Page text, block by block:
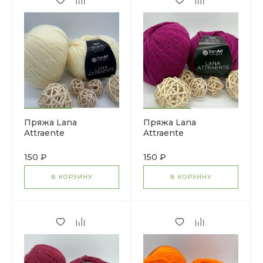
Пряжа Lana
Attraente
150 ₽
В КОРЗИНУ
Пряжа Lana
Attraente
150 ₽
В КОРЗИНУ